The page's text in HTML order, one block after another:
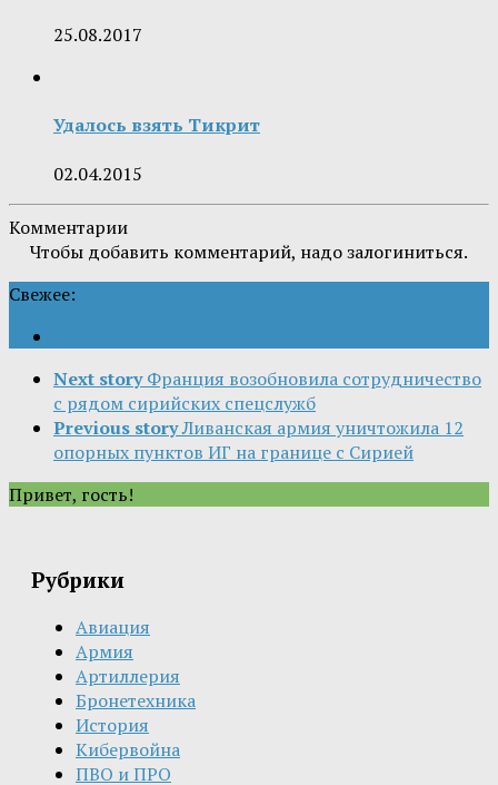
25.08.2017
Удалось взять Тикрит
02.04.2015
Комментарии
Чтобы добавить комментарий, надо залогиниться.
Свежее:
Next story Франция возобновила сотрудничество
с рядом сирийских спецслужб
Previous storyЛиванская армия уничтожила 12
опорных пунктов ИГ на границе с Сирией
Привет, гость!
Рубрики
Авиация
Армия
Артиллерия
Бронетехника
История
Кибервойна
ПВО и ПРО